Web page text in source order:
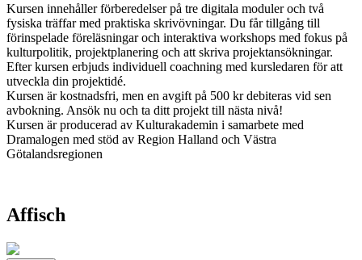
Kursen innehåller förberedelser på tre digitala moduler och två
fysiska träffar med praktiska skrivövningar. Du får tillgång till
förinspelade föreläsningar och interaktiva workshops med fokus på
kulturpolitik, projektplanering och att skriva projektansökningar.
Efter kursen erbjuds individuell coachning med kursledaren för att
utveckla din projektidé.
Kursen är kostnadsfri, men en avgift på 500 kr debiteras vid sen
avbokning. Ansök nu och ta ditt projekt till nästa nivå!
Kursen är producerad av Kulturakademin i samarbete med
Dramalogen med stöd av Region Halland och Västra
Götalandsregionen
Affisch